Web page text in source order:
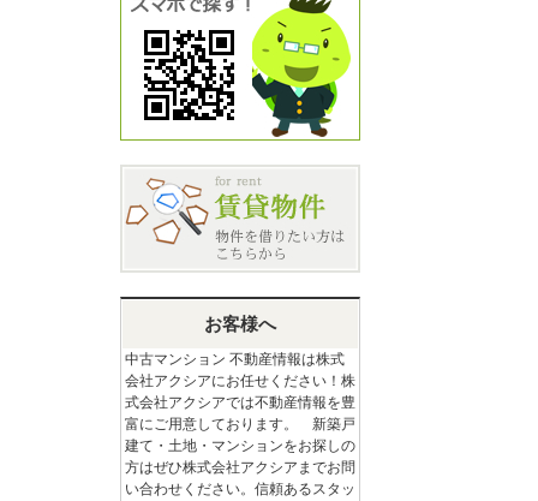
お客様へ
中古マンション 不動産情報は株式
会社アクシアにお任せください！株
式会社アクシアでは不動産情報を豊
富にご用意しております。 新築戸
建て・土地・マンションをお探しの
方はぜひ株式会社アクシアまでお問
い合わせください。信頼あるスタッ